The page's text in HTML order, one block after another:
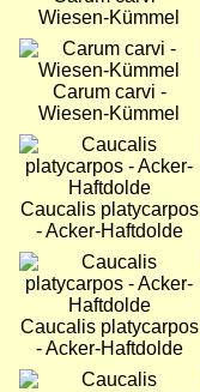
Wiesen-Kümmel
Bild
Carum carvi -
Wiesen-Kümmel
Bild
Caucalis platycarpos
- Acker-Haftdolde
Bild
Caucalis platycarpos
- Acker-Haftdolde
Bild